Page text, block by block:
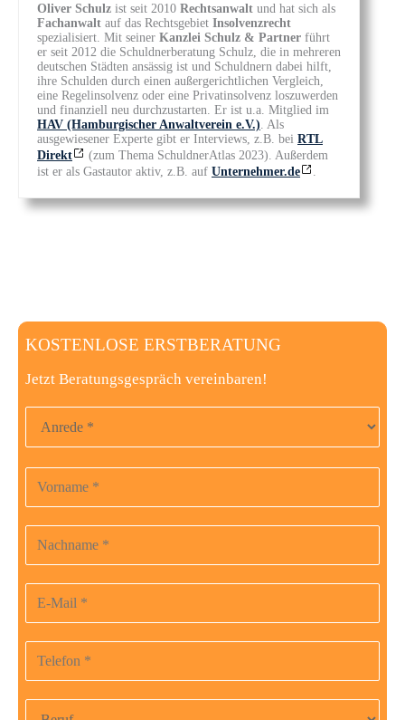
Oliver Schulz ist seit 2010 Rechtsanwalt und hat sich als
Fachanwalt auf das Rechtsgebiet Insolvenzrecht
spezialisiert. Mit seiner Kanzlei Schulz & Partner führt
er seit 2012 die Schuldnerberatung Schulz, die in mehreren
deutschen Städten ansässig ist und Schuldnern dabei hilft,
ihre Schulden durch einen außergerichtlichen Vergleich,
eine Regelinsolvenz oder eine Privatinsolvenz loszuwerden
und finanziell neu durchzustarten. Er ist u.a. Mitglied im
HAV (Hamburgischer Anwaltverein e.V.) . Als
ausgewiesener Experte gibt er Interviews, z.B. bei RTL
Direkt
(zum Thema SchuldnerAtlas 2023). Außerdem
ist er als Gastautor aktiv, z.B. auf Unternehmer.de
KOSTENLOSE ERSTBERATUNG
Jetzt Beratungsgespräch vereinbaren!
Anrede
Bitte
lasse
dieses
Feld
Vorname
Nachname
E-Mail-Adresse
Telefonnummer
Beruf